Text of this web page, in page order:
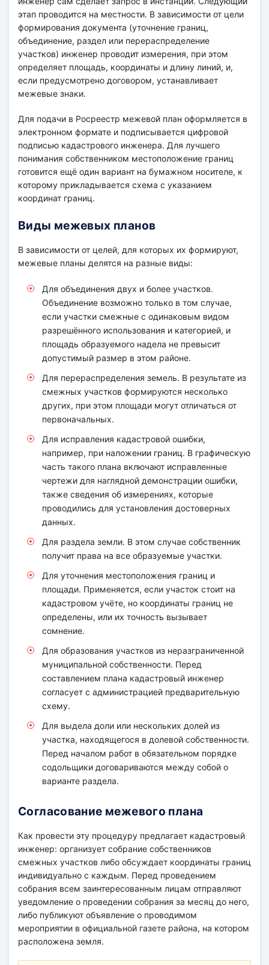
этап проводится на местности. В зависимости от цели
формирования документа (уточнение границ,
объединение, раздел или перераспределение
участков) инженер проводит измерения, при этом
определяет площадь, координаты и длину линий, и,
если предусмотрено договором, устанавливает
межевые знаки.
Для подачи в Росреестр межевой план оформляется в
электронном формате и подписывается цифровой
подписью кадастрового инженера. Для лучшего
понимания собственником местоположение границ
готовится ещё один вариант на бумажном носителе, к
которому прикладывается схема с указанием
координат границ.
Виды межевых планов
В зависимости от целей, для которых их формируют,
межевые планы делятся на разные виды:
Для объединения двух и более участков.
Объединение возможно только в том случае,
если участки смежные с одинаковым видом
разрешённого использования и категорией, и
площадь образуемого надела не превысит
допустимый размер в этом районе.
Для перераспределения земель. В результате из
смежных участков формируются несколько
других, при этом площади могут отличаться от
первоначальных.
Для исправления кадастровой ошибки,
например, при наложении границ. В графическую
часть такого плана включают исправленные
чертежи для наглядной демонстрации ошибки,
также сведения об измерениях, которые
проводились для установления достоверных
данных.
Для раздела земли. В этом случае собственник
получит права на все образуемые участки.
Для уточнения местоположения границ и
площади. Применяется, если участок стоит на
кадастровом учёте, но координаты границ не
определены, или их точность вызывает
сомнение.
Для образования участков из неразграниченной
муниципальной собственности. Перед
составлением плана кадастровый инженер
согласует с администрацией предварительную
схему.
Для выдела доли или нескольких долей из
участка, находящегося в долевой собственности.
Перед началом работ в обязательном порядке
содольщики договариваются между собой о
варианте раздела.
Согласование межевого плана
Как провести эту процедуру предлагает кадастровый
инженер: организует собрание собственников
смежных участков либо обсуждает координаты границ
индивидуально с каждым. Перед проведением
собрания всем заинтересованным лицам отправляют
уведомление о проведении собрания за месяц до него,
либо публикуют объявление о проводимом
мероприятии в официальной газете района, на котором
расположена земля.